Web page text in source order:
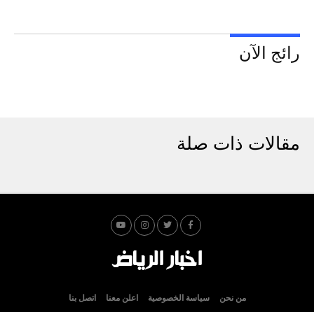
رائج الآن
مقالات ذات صلة
من نحن سياسة الخصوصية اعلن معنا اتصل بنا